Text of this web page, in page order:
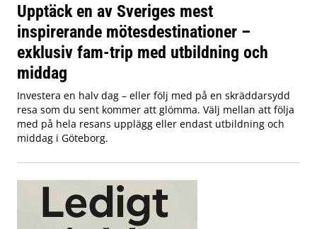
Upptäck en av Sveriges mest
inspirerande mötesdestinationer –
exklusiv fam-trip med utbildning och
middag
Investera en halv dag – eller följ med på en skräddarsydd
resa som du sent kommer att glömma. Välj mellan att följa
med på hela resans upplägg eller endast utbildning och
middag i Göteborg.